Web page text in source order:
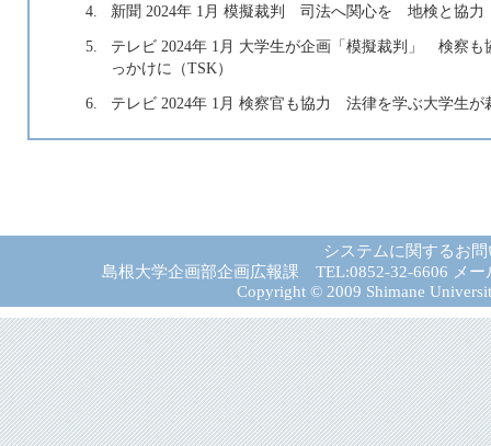
4.
新聞 2024年 1月 模擬裁判 司法へ関心を 地検と協
5.
テレビ 2024年 1月 大学生が企画「模擬裁判」 検察
っかけに（TSK）
6.
テレビ 2024年 1月 検察官も協力 法律を学ぶ大学生が
システムに関するお
島根大学企画部企画広報課 TEL:0852-32-6606 メー
Copyright © 2009 Shimane